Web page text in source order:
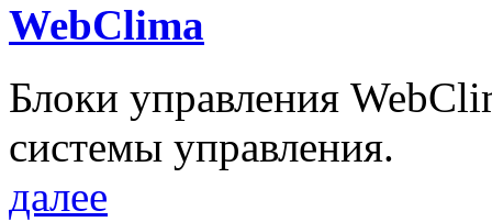
WebClima
Блоки упрaвлeния
системы управления.
далее